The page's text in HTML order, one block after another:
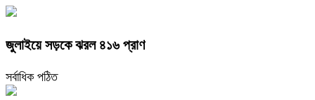
জুলাইয়ে সড়কে ঝরল ৪১৬ প্রাণ
সর্বাধিক পঠিত